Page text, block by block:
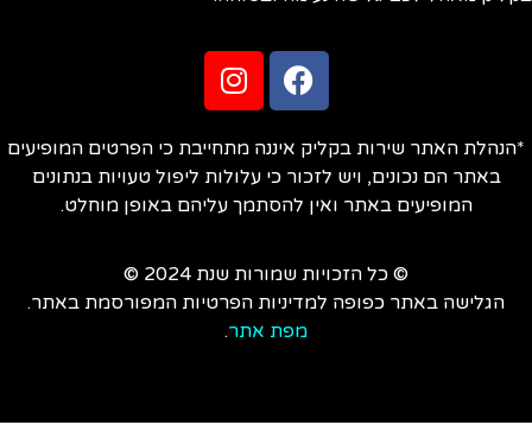
האתר שירות בקליק איננה מתחייבת כי הפרטים המופיעים
באתר הם נכונים, ויש לזכור כי עלולות ליפול טעויות בנתונים
המופיעים באתר ואין להסתמך עליהם באופן מוחלט.
© כל הזכויות שמורות שנת 2024 ©
הגלישה באתר כפופה למדיניות הפרטיות המפורסמת באתר.
מפת אתר.